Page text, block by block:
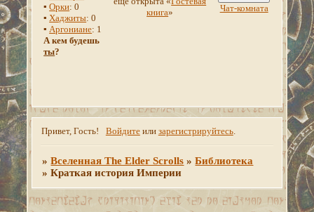
▪Орки: 0
▪Хаджиты: 0
▪Аргониане: 1
А кем будешь
ты?
книга»
Чат-комната
Привет, Гость! Войдитеили зарегистрируйтесь.
»Вселенная The Elder Scrolls »Библиотека
»Краткая история Империи